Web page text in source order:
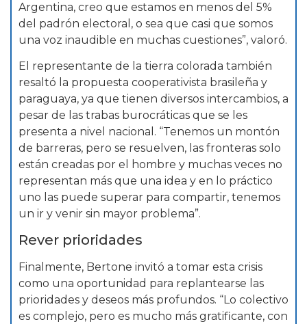
Argentina, creo que estamos en menos del 5%
del padrón electoral, o sea que casi que somos
una voz inaudible en muchas cuestiones”, valoró.
El representante de la tierra colorada también
resaltó la propuesta cooperativista brasileña y
paraguaya, ya que tienen diversos intercambios, a
pesar de las trabas burocráticas que se les
presenta a nivel nacional. “Tenemos un montón
de barreras, pero se resuelven, las fronteras solo
están creadas por el hombre y muchas veces no
representan más que una idea y en lo práctico
uno las puede superar para compartir, tenemos
un ir y venir sin mayor problema”.
Rever prioridades
Finalmente, Bertone invitó a tomar esta crisis
como una oportunidad para replantearse las
prioridades y deseos más profundos. “Lo colectivo
es complejo, pero es mucho más gratificante, con